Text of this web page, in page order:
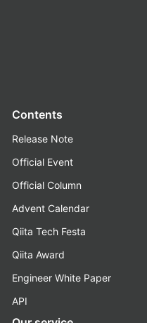
Contents
Release Note
Official Event
Official Column
Advent Calendar
Qiita Tech Festa
Qiita Award
Engineer White Paper
API